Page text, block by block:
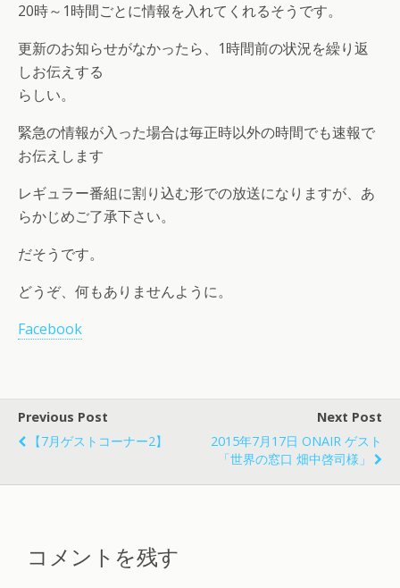
20時～1時間ごとに情報を入れてくれるそうです。
更新のお知らせがなかったら、1時間前の状況を繰り返
しお伝えする
らしい。
緊急の情報が入った場合は毎正時以外の時間でも速報で
お伝えします
レギュラー番組に割り込む形での放送になりますが、あ
らかじめご了承下さい。
だそうです。
どうぞ、何もありませんように。
Facebook
Previous Post
【7月ゲストコーナー2】
Next Post
2015年7月17日 ONAIR ゲスト
「世界の窓口 畑中啓司様」
コメントを残す